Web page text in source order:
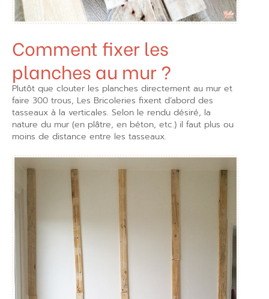
Comment fixer les
planches au mur ?
Plutôt que clouter les planches directement au mur et
faire 300 trous, Les Bricoleries fixent d’abord des
tasseaux à la verticales. Selon le rendu désiré, la
nature du mur (en plâtre, en béton, etc.) il faut plus ou
moins de distance entre les tasseaux.